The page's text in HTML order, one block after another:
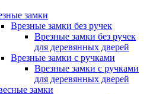
замки
Врезные замки без ручек
Врезные замки без ручек
для деревянных дверей
Врезные замки с ручками
Врезные замки с ручками
для деревянных дверей
замки